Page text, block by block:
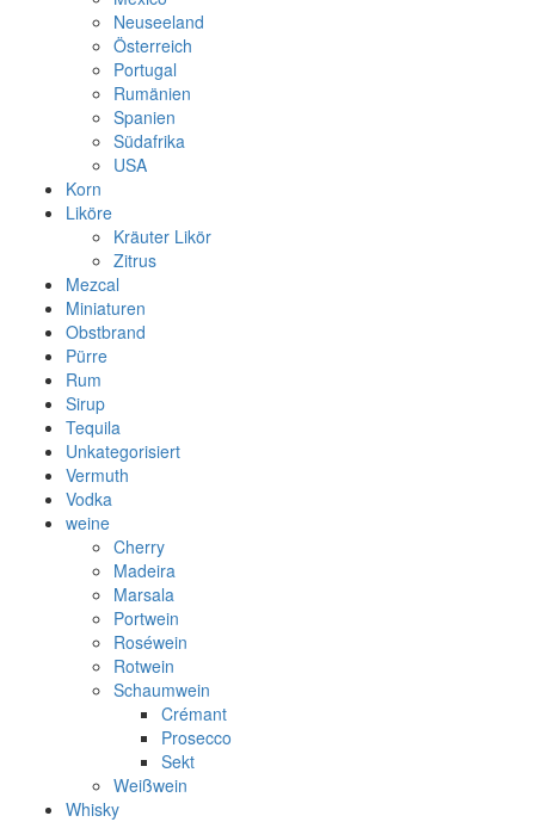
Neuseeland
Österreich
Portugal
Rumänien
Spanien
Südafrika
USA
Korn
Liköre
Kräuter Likör
Zitrus
Mezcal
Miniaturen
Obstbrand
Pürre
Rum
Sirup
Tequila
Unkategorisiert
Vermuth
Vodka
weine
Cherry
Madeira
Marsala
Portwein
Roséwein
Rotwein
Schaumwein
Crémant
Prosecco
Sekt
Weißwein
Whisky